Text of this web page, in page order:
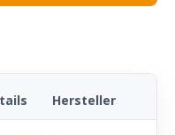
Hersteller